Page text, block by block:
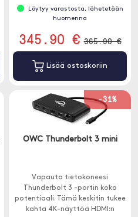
Löytyy varastosta, lähetetään
huomenna
345.90 € 365.90 €
Lisää ostoskoriin
-31%
OWC Thunderbolt 3 mini
Vapauta tietokoneesi
Thunderbolt 3 -portin koko
potentiaali. Tämä keskitin tukee
kahta 4K-näyttöä HDMI:n